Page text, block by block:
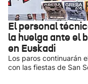
El personal
la huelga ante el
en Euskadi
Los paros continuarán
con las fiestas de San